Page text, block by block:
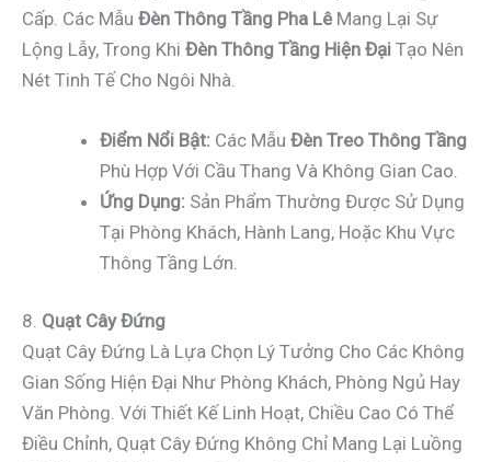
Cấp. Các Mẫu Đèn Thông Tầng Pha LêMang Lại Sự
Lộng Lẫy, Trong Khi Đèn Thông Tầng Hiện Đại Tạo Nên
Nét Tinh Tế Cho Ngôi Nhà.
Điểm Nổi Bật: Các Mẫu Đèn Treo Thông Tầng
Phù Hợp Với Cầu Thang Và Không Gian Cao.
Ứng Dụng: Sản Phẩm Thường Được Sử Dụng
Tại Phòng Khách, Hành Lang, Hoặc Khu Vực
Thông Tầng Lớn.
8. Quạt Cây Đứng
Quạt Cây Đứng Là Lựa Chọn Lý Tưởng Cho Các Không
Gian Sống Hiện Đại Như Phòng Khách, Phòng Ngủ Hay
Văn Phòng. Với Thiết Kế Linh Hoạt, Chiều Cao Có Thể
Điều Chỉnh, Quạt Cây Đứng Không Chỉ Mang Lại Luồng